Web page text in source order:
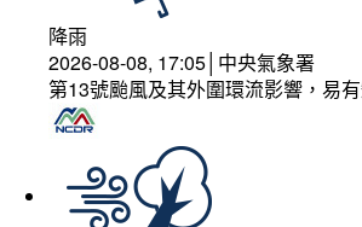
降雨
2026-08-08, 17:05│中央氣象署
第13號颱風及其外圍環流影響，易